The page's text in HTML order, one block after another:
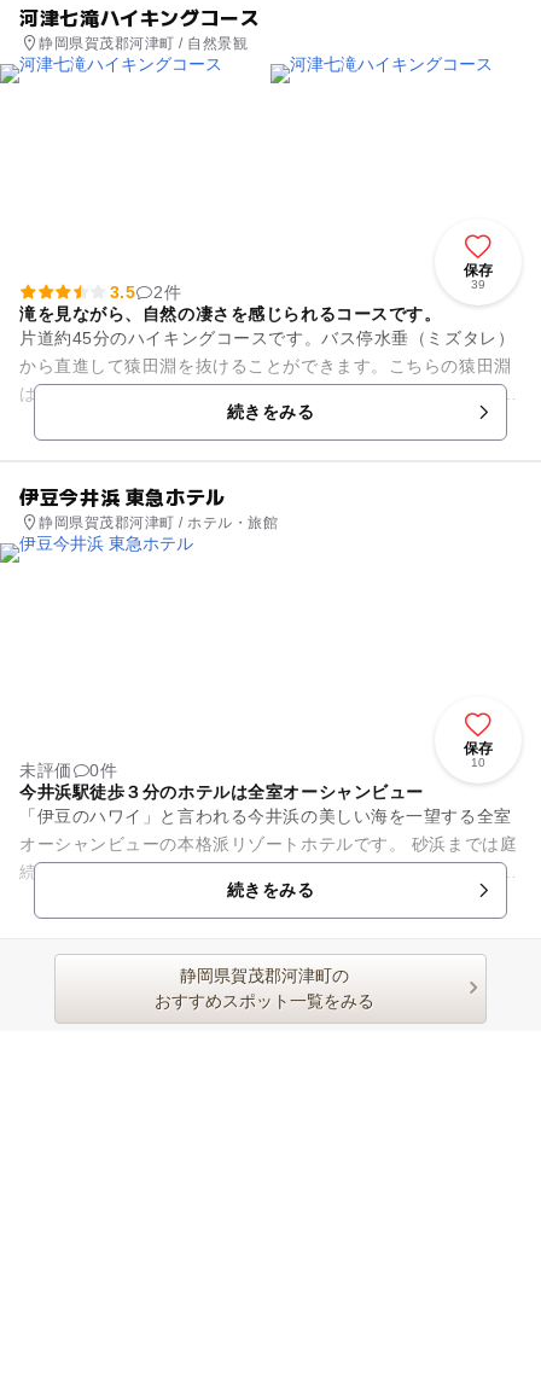
河津七滝ハイキングコース
静岡県賀茂郡河津町 / 自然景観
保存
39
3.5
2件
滝を見ながら、自然の凄さを感じられるコースです。
片道約45分のハイキングコースです。バス停水垂（ミズタレ）
から直進して猿田淵を抜けることができます。こちらの猿田淵
は木造デッキが整備されているので、子ども連れでも安心。 そ
続きをみる
伊豆今井浜 東急ホテル
静岡県賀茂郡河津町 / ホテル・旅館
保存
10
未評価
0件
今井浜駅徒歩３分のホテルは全室オーシャンビュー
「伊豆のハワイ」と言われる今井浜の美しい海を一望する全室
オーシャンビューの本格派リゾートホテルです。 砂浜までは庭
続きでまるでプライベートビーチのよう。 全室オーシャンビュ
続きをみる
静岡県賀茂郡河津町の
おすすめスポット一覧をみる